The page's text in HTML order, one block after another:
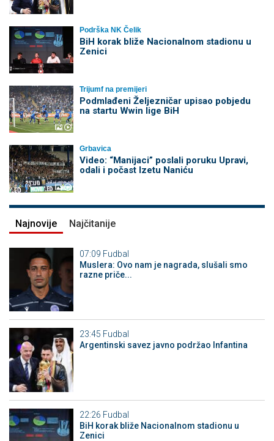
Podrška NK Čelik
BiH korak bliže Nacionalnom stadionu u
Zenici
Trijumf na premijeri
Podmlađeni Željezničar upisao pobjedu
na startu Wwin lige BiH
Grbavica
Video: “Manijaci” poslali poruku Upravi,
odali i počast Izetu Naniću
Najnovije Najčitanije
07:09 Fudbal
Muslera: Ovo nam je nagrada, slušali smo
razne priče...
23:45 Fudbal
Argentinski savez javno podržao Infantina
22:26 Fudbal
BiH korak bliže Nacionalnom stadionu u
Zenici